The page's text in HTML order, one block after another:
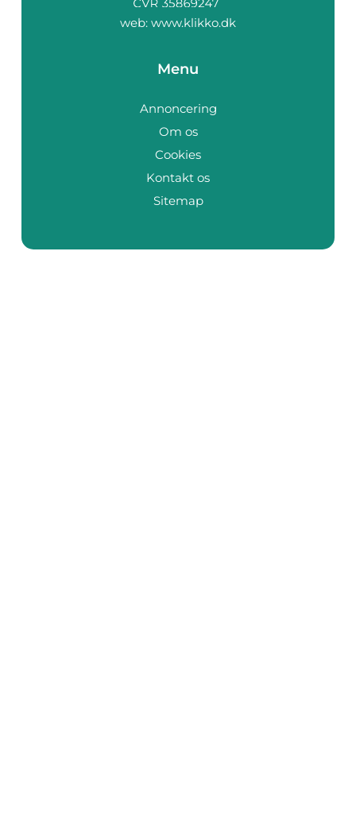
web: www.klikko.dk
Menu
Annoncering
Om os
Cookies
Kontakt os
Sitemap